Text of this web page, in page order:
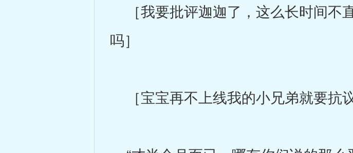
［我要批评迦迦了，这么长时间不
吗］
［宝宝再不上线我的小兄弟就要抗议